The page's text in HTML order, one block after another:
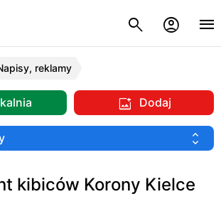
reklamy
Dodaj
kibiców Korony Kielce